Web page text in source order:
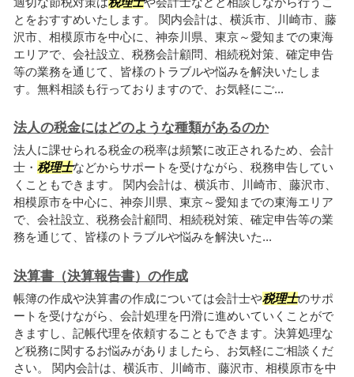
とをおすすめいたします。 関内会計は、横浜市、川崎市、藤
沢市、相模原市を中心に、神奈川県、東京～愛知までの東海
エリアで、会社設立、税務会計顧問、相続税対策、確定申告
等の業務を通じて、皆様のトラブルや悩みを解決いたしま
す。無料相談も行っておりますので、お気軽にご...
法人の税金にはどのような種類があるのか
法人に課せられる税金の税率は頻繁に改正されるため、会計
士・ 税理士などからサポートを受けながら、税務申告してい
くこともできます。 関内会計は、横浜市、川崎市、藤沢市、
相模原市を中心に、神奈川県、東京～愛知までの東海エリア
で、会社設立、税務会計顧問、相続税対策、確定申告等の業
務を通じて、皆様のトラブルや悩みを解決いた...
決算書（決算報告書）の作成
帳簿の作成や決算書の作成については会計士や税理士のサポ
ートを受けながら、会計処理を円滑に進めいていくことがで
きますし、記帳代理を依頼することもできます。決算処理な
ど税務に関するお悩みがありましたら、お気軽にご相談くだ
さい。 関内会計は、横浜市、川崎市、藤沢市、相模原市を中